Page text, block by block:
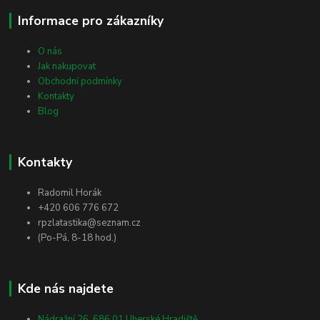
Informace pro zákazníky
O nás
Jak nakupovat
Obchodní podmínky
Kontakty
Blog
Kontakty
Radomil Horák
+420 606 776 672
rpzlatastika@seznam.cz
(Po-Pá, 8-18 hod.)
Kde nás najdete